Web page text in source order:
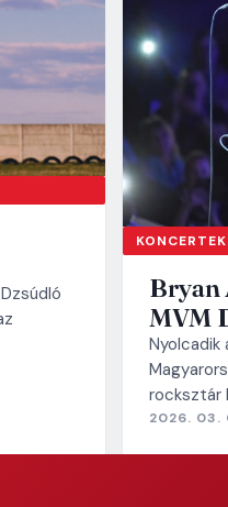
KONCERTEK
Bryan
MVM
Nyolcadik
rocksztár
2026. 03.